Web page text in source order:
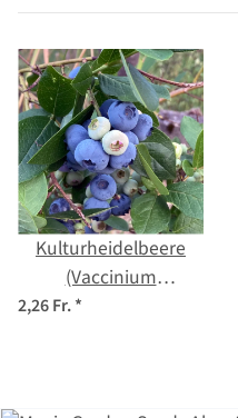
Kulturheidelbeere
(Vaccinium
corymbosum) Samen
2,26 Fr.*